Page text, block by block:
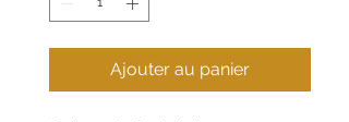
Ajouter au panier